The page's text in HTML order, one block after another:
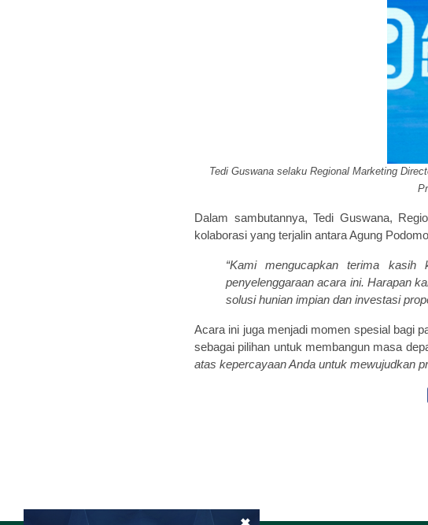
Tedi Guswana selaku Regional Marketing
Dalam sambutannya, Tedi Guswana,
kolaborasi yang terjalin antara Agung
“Kami mengucapkan terima
penyelenggaraan acara ini. Harapan
solusi hunian impian dan investasi
Acara ini juga menjadi momen spesial bagi
sebagai pilihan untuk membangun masa
atas kepercayaan Anda untuk mewujudkan